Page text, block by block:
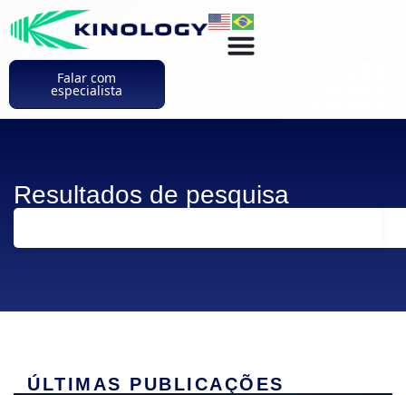
Falar com
especialista
Resultados de pesquisa
ÚLTIMAS PUBLICAÇÕES